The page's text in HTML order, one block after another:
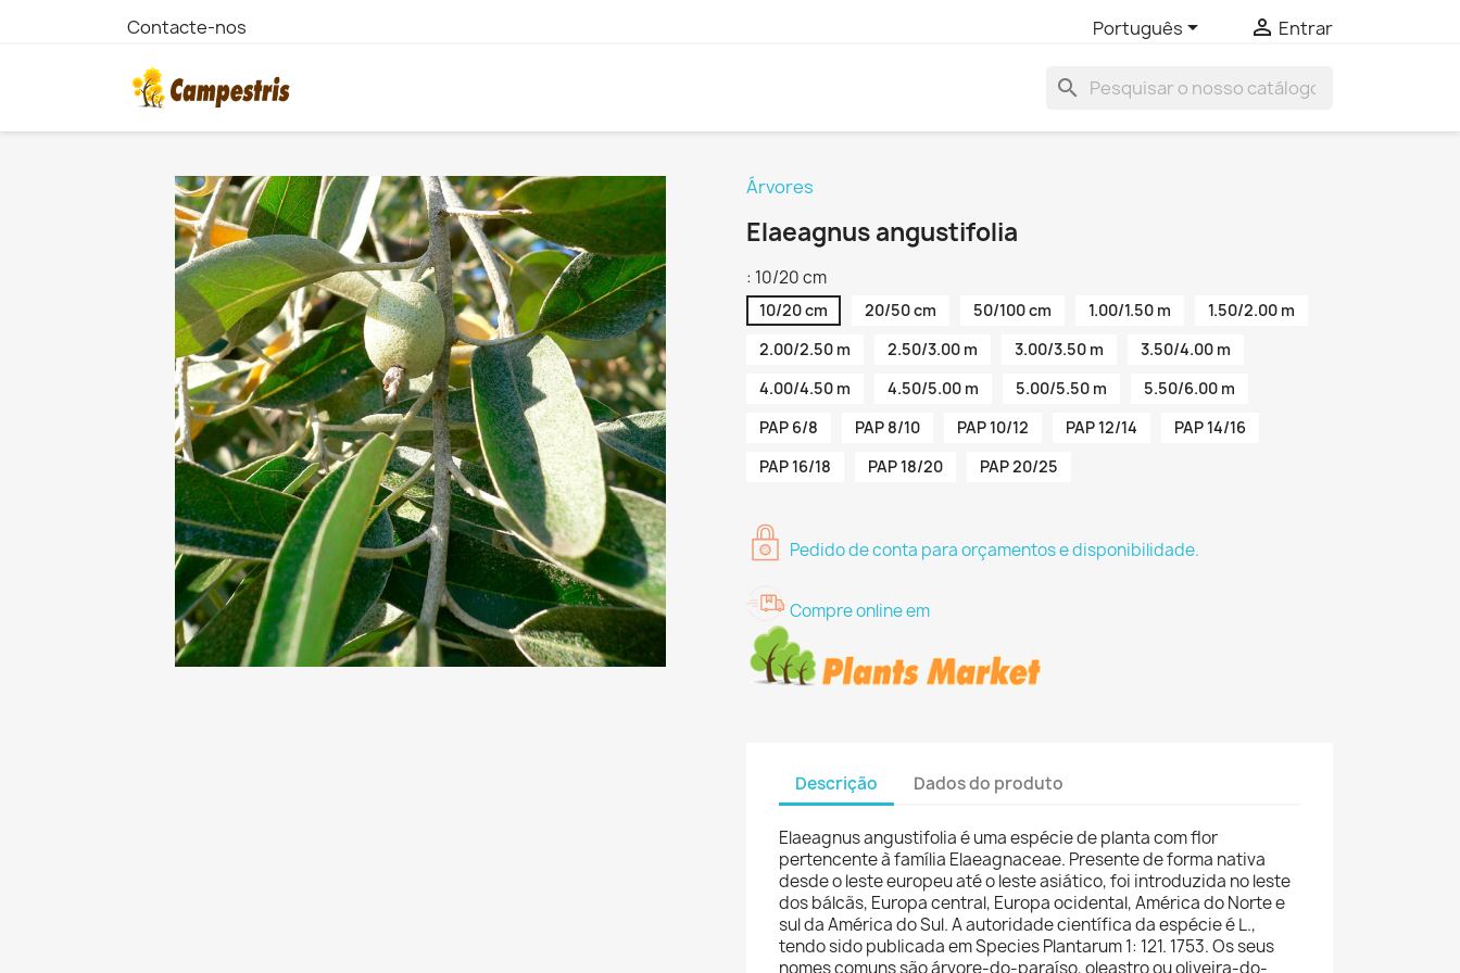
Contacte-nos Português  Entrar
search
Árvores
Elaeagnus angustifolia
: 10/20 cm
10/20 cm 20/50 cm 50/100 cm 1.00/1.50 m
1.50/2.00 m
2.00/2.50 m
2.50/3.00 m 3.00/3.50 m
3.50/4.00 m
4.00/4.50 m
4.50/5.00 m 5.00/5.50 m
5.50/6.00 m
PAP 6/8
PAP 8/10 PAP 10/12 PAP 12/14
PAP 14/16
PAP 16/18
PAP 18/20 PAP 20/25
Pedido de conta para orçamentos e disponibilidade.
Compre online em
Descrição Dados do produto
Elaeagnus angustifolia é uma espécie de planta com flor
pertencente à família Elaeagnaceae. Presente de forma nativa
desde o leste europeu até o leste asiático, foi introduzida no leste
dos bálcãs, Europa central, Europa ocidental, América do Norte e
sul da América do Sul. A autoridade científica da espécie é L.,
tendo sido publicada em Species Plantarum 1: 121. 1753. Os seus
nomes comuns são árvore-do-paraíso, oleastro ou oliveira-do-